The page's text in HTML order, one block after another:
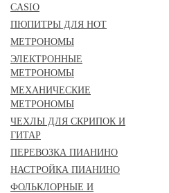
CASIO
ПЮПИТРЫ ДЛЯ НОТ
МЕТРОНОМЫ
ЭЛЕКТРОННЫЕ
МЕТРОНОМЫ
МЕХАНИЧЕСКИЕ
МЕТРОНОМЫ
ЧЕХЛЫ ДЛЯ СКРИПОК И
ГИТАР
ПЕРЕВОЗКА ПИАНИНО
НАСТРОЙКА ПИАНИНО
ФОЛЬКЛОРНЫЕ И